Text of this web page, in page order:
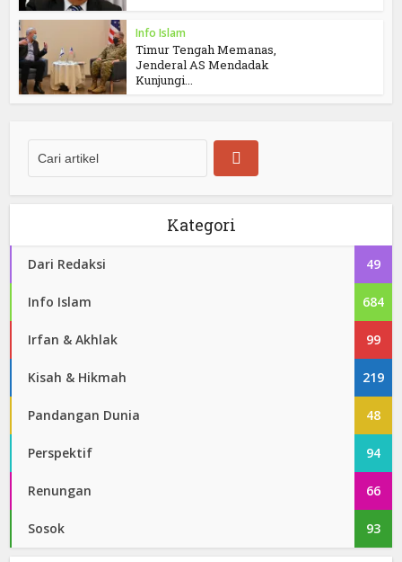
Info Islam
Timur Tengah Memanas,
Jenderal AS Mendadak
Kunjungi...
Kategori
Dari Redaksi 49
Info Islam 684
Irfan & Akhlak 99
Kisah & Hikmah 219
Pandangan Dunia 48
Perspektif 94
Renungan 66
Sosok 93